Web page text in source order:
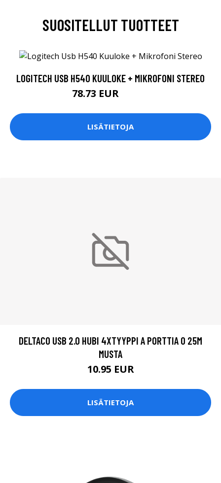
SUOSITELLUT TUOTTEET
LOGITECH USB H540 KUULOKE + MIKROFONI STEREO
78.73 EUR
LISÄTIETOJA
DELTACO USB 2.0 HUBI 4XTYYPPI A PORTTIA 0 25M
MUSTA
10.95 EUR
LISÄTIETOJA